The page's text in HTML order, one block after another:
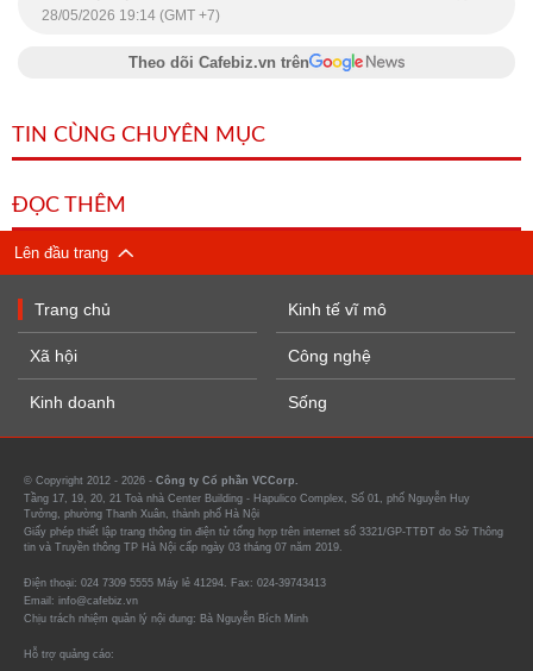
28/05/2026 19:14 (GMT +7)
Theo dõi Cafebiz.vn trên
TIN CÙNG CHUYÊN MỤC
ĐỌC THÊM
Lên đầu trang
Trang chủ
Xã hội
Kinh doanh
Kinh tế vĩ mô
Công nghệ
Sống
© Copyright 2012 - 2026 - Công ty Cổ phần VCCorp.
Tầng 17, 19, 20, 21 Toà nhà Center Building - Hapulico Complex, Số 01, phố Nguyễn Huy
Tưởng, phường Thanh Xuân, thành phố Hà Nội
Giấy phép thiết lập trang thông tin điện tử tổng hợp trên internet số 3321/GP-TTĐT do Sở Thông
tin và Truyền thông TP Hà Nội cấp ngày 03 tháng 07 năm 2019.
Điện thoại: 024 7309 5555 Máy lẻ 41294. Fax: 024-39743413
Email: info@cafebiz.vn
Chịu trách nhiệm quản lý nội dung: Bà Nguyễn Bích Minh
Hỗ trợ quảng cáo: